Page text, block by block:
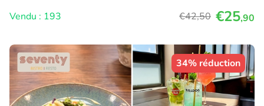
Vendu : 193
€42,50 €25,90
34% réduction